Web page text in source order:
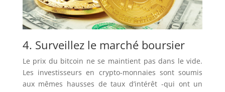
4. Surveillez le marché boursier
Le prix du bitcoin ne se maintient pas dans le vide.
Les investisseurs en crypto-monnaies sont soumis
aux mêmes hausses de taux d’intérêt -qui ont un